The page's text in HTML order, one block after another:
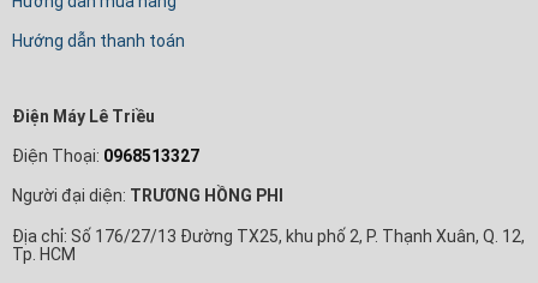
Hướng dẫn thanh toán
Điện Máy Lê Triều
Điện Thoại: 0968513327
Người đại diện: TRƯƠNG HỒNG PHI
Địa chỉ: Số 176/27/13 Đường TX25, khu phố 2, P. Thạnh Xuân, Q. 12,
Tp. HCM